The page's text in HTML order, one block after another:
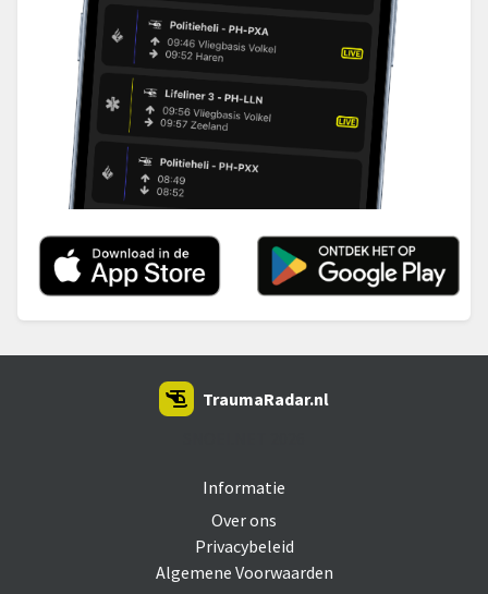
Informatie
Over ons
Privacybeleid
Algemene Voorwaarden
TraumaRadar.nl